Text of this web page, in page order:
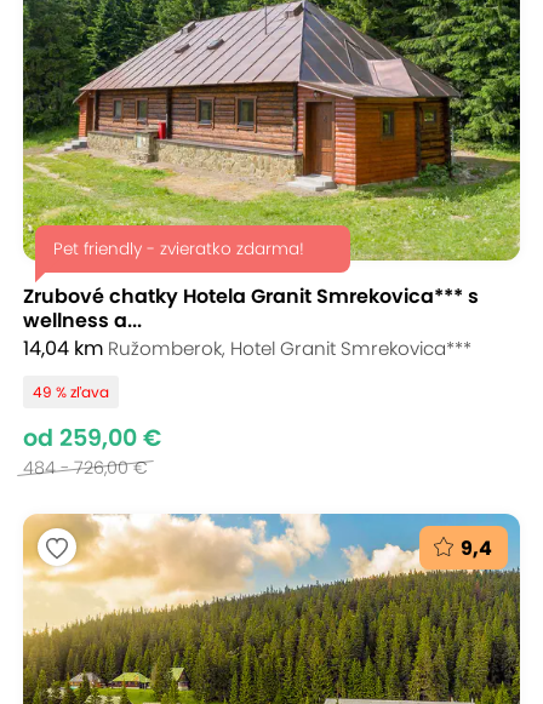
Pet friendly - zvieratko zdarma!
Zrubové chatky Hotela Granit Smrekovica*** s
wellness a...
14,04 km Ružomberok, Hotel Granit Smrekovica***
49 % zľava
od 259,00 €
484 - 726,00 €
9,4